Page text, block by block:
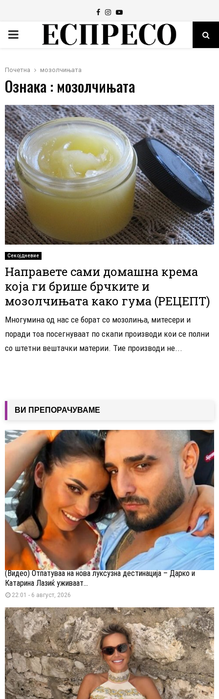
Facebook
Instagram
Youtube
PRIMARY
Почетна мозолчињата
Ознака : мозолчињата
Секојдневие
Направете сами домашна крема
која ги брише брчките и
мозолчињата како гума (РЕЦЕПТ)
Многумина од нас се борат со мозолиња, митесери и
поради тоа посегнуваат по скапи производи кои се полни
со штетни вештачки материи. Тие производи не...
ВИ ПРЕПОРАЧУВАМЕ
(Видео) Отпатуваа на нова луксузна дестинација – Дарко и
Катарина Лазиќ уживаат...
22:01 - 6 август, 2026